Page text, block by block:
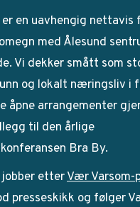
en uavhengig nettavis
med Ålesund
Vi dekker smått som
og lokalt næringsliv i
åpne arrangementer
til den årlige
Bra By.
etterVær Varsom-
presseskikk og følger